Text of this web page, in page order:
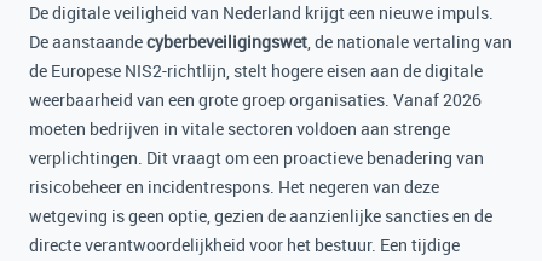
De digitale veiligheid van Nederland krijgt een nieuwe impuls.
De aanstaandecyberbeveiligingswet, de nationale vertaling van
de Europese NIS2-richtlijn, stelt hogere eisen aan de digitale
weerbaarheid van een grote groep organisaties. Vanaf 2026
moeten bedrijven in vitale sectoren voldoen aan strenge
verplichtingen. Dit vraagt om een proactieve benadering van
risicobeheer en incidentrespons. Het negeren van deze
wetgeving is geen optie, gezien de aanzienlijke sancties en de
directe verantwoordelijkheid voor het bestuur. Een tijdige